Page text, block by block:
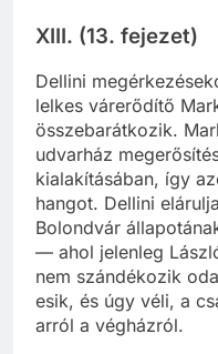
XIII. (13. fejezet)
Dellini
lelkes várerődítő
összebarátkozik.
udvarház
kialakításában, így
hangot. Dellini
Bolondvár
— ahol jelenleg
nem szándékozik
esik, és úgy véli, a
arról a végházról.